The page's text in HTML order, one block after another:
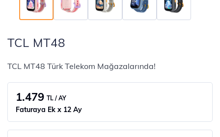
TCL MT48
TCL MT48 Türk Telekom Mağazalarında!
1.479 TL / AY
Faturaya Ek x 12 Ay